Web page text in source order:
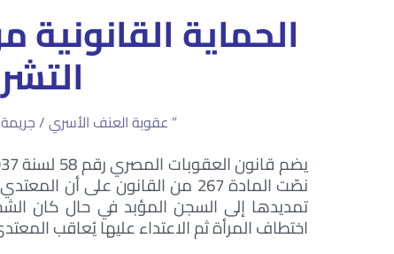
الحماية
” عقوبة العنف الأسري /
نصّت المادة 267 من القانون على
تمديدها إلى السجن المؤبد في حال كان
اختطاف المرأة ثم الاعتداء عليها يُعاقب